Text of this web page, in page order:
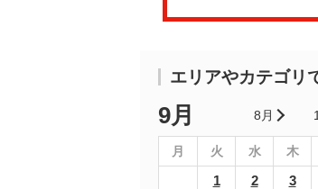
エリアやカテゴリ
9月 8月
月 火 水 木
1 2 3